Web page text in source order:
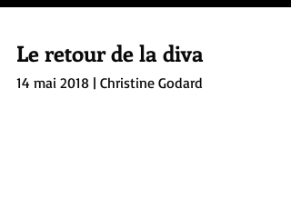
Le retour de la diva
14 mai 2018 | Christine Godard